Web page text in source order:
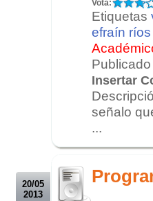
Vota:
Etiquetas
efraín
Insertar
señalo
...
20/05
2013